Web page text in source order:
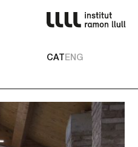
CAT ENG